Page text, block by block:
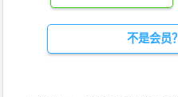
不是会员？